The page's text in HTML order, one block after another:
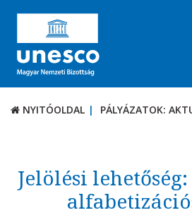
NYITÓOLDAL PÁLYÁZATOK:
TÉMÁK
DOKUMENTUMTÁR
NYITÓOLDAL PÁLYÁZATOK:
Jelölési lehetőség: